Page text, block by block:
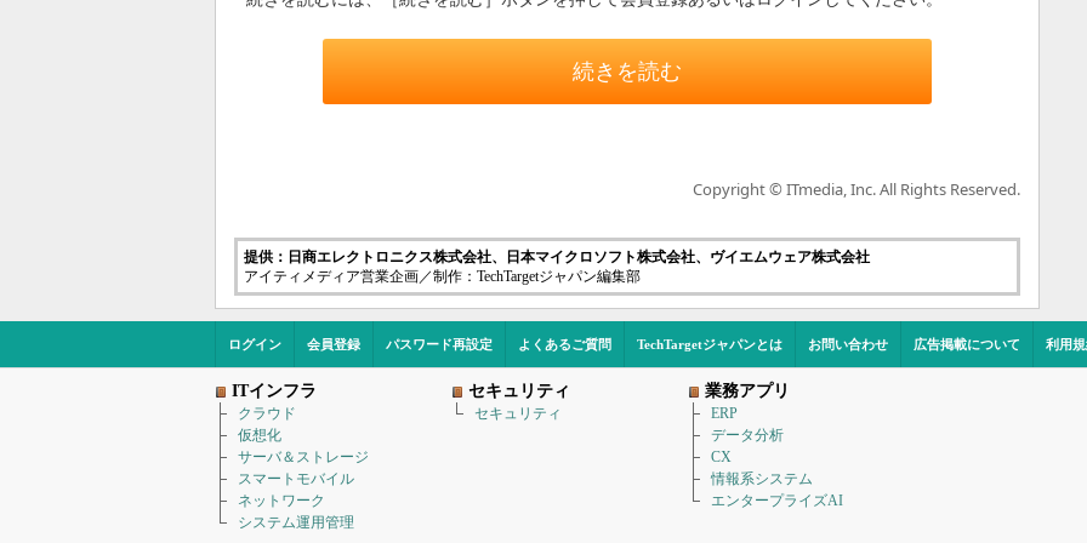
続きを読む
Copyright © ITmedia, Inc. All Rights Reserved.
提供：日商エレクトロニクス株式会社、日本マイクロソフト株式会社、ヴイエムウェア株式会社
アイティメディア営業企画／制作：TechTargetジャパン編集部
ログイン 会員登録 パスワード再設定 よくあるご質問 TechTargetジャパンとは お問い合わせ 広告掲載について 利用
ITインフラ
クラウド
仮想化
サーバ＆ストレージ
スマートモバイル
ネットワーク
システム運用管理
セキュリティ
セキュリティ
業務アプリ
ERP
データ分析
CX
情報系システム
エンタープライズAI